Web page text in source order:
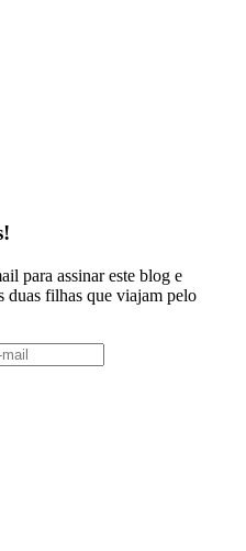
para assinar este blog e
duas filhas que viajam pelo